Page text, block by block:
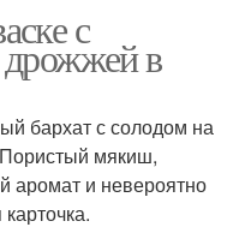
с
дрожжей в
бархат с солодом на
мякиш,
аромат и невероятно